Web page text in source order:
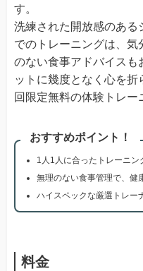
す。
洗練された開放感のある
でのトレーニングは、気
のない食事アドバイスも
ットに幾度となく心を
回限定無料の体験トレー
おすすめポイント！
1人1人に合ったトレーニン
無理のない食事管理で、健
ハイスペックな厳選トレー
料金